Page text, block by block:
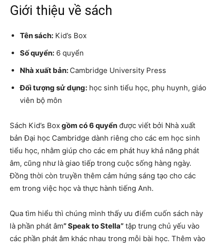
Giới thiệu về sách
Tên sách: Kid’s Box
Số quyển: 6 quyển
Nhà xuất bản: Cambridge University Press
Đối tượng sử dụng: học sinh tiểu học, phụ huynh, giáo
viên bộ môn
Sách Kid’s Box gồm có 6 quyển được viết bởi Nhà xuất
bản Đại học Cambridge dành riêng cho các em học sinh
tiểu học, nhằm giúp cho các em phát huy khả năng phát
âm, cũng như là giao tiếp trong cuộc sống hàng ngày.
Đồng thời còn truyền thêm cảm hứng sáng tạo cho các
em trong việc học và thực hành tiếng Anh.
Qua tìm hiểu thì chúng mình thấy ưu điểm cuốn sách này
là phần phát âm” Speak to Stella” tập trung chủ yếu vào
các phần phát âm khác nhau trong mỗi bài học. Thêm vào